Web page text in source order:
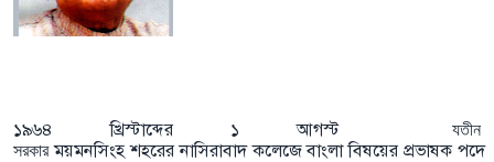
১৯৬৪ খ্রিস্টাব্দের ১ আগস্ট
যতীন
সরকার ময়মনসিংহ শহরের নাসিরাবাদ কলেজে বাংলা বিষয়ের প্রভাষক পদে